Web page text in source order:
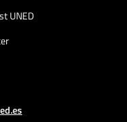
UNED